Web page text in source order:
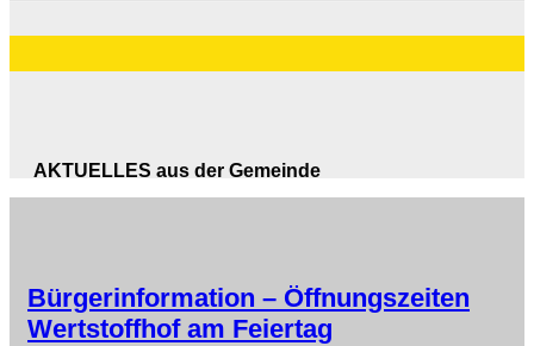
AKTUELLES aus der Gemeinde
Bürgerinformation – Öffnungszeiten
Wertstoffhof am Feiertag